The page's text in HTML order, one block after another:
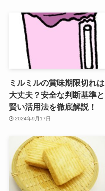
ミルミルの賞味期限切れは
大丈夫？安全な判断基準と
賢い活用法を徹底解説！
2024年9月17日